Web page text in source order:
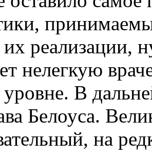
реализации,
нелегкую
В
Белоуса.
на